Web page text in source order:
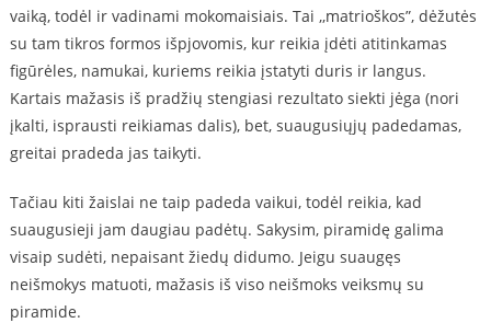
vaiką, todėl ir vadinami mokomaisiais. Tai ,,matrioškos”, dėžutės
su tam tikros formos išpjovomis, kur reikia įdėti atitinkamas
figūrėles, namukai, kuriems reikia įstatyti duris ir langus.
Kartais mažasis iš pradžių stengiasi rezultato siekti jėga (nori
įkalti, isprausti reikiamas dalis), bet, suaugusiųjų padedamas,
greitai pradeda jas taikyti.
Tačiau kiti žaislai ne taip padeda vaikui, todėl reikia, kad
suaugusieji jam daugiau padėtų. Sakysim, piramidę galima
visaip sudėti, nepaisant žiedų didumo. Jeigu suaugęs
neišmokys matuoti, mažasis iš viso neišmoks veiksmų su
piramide.